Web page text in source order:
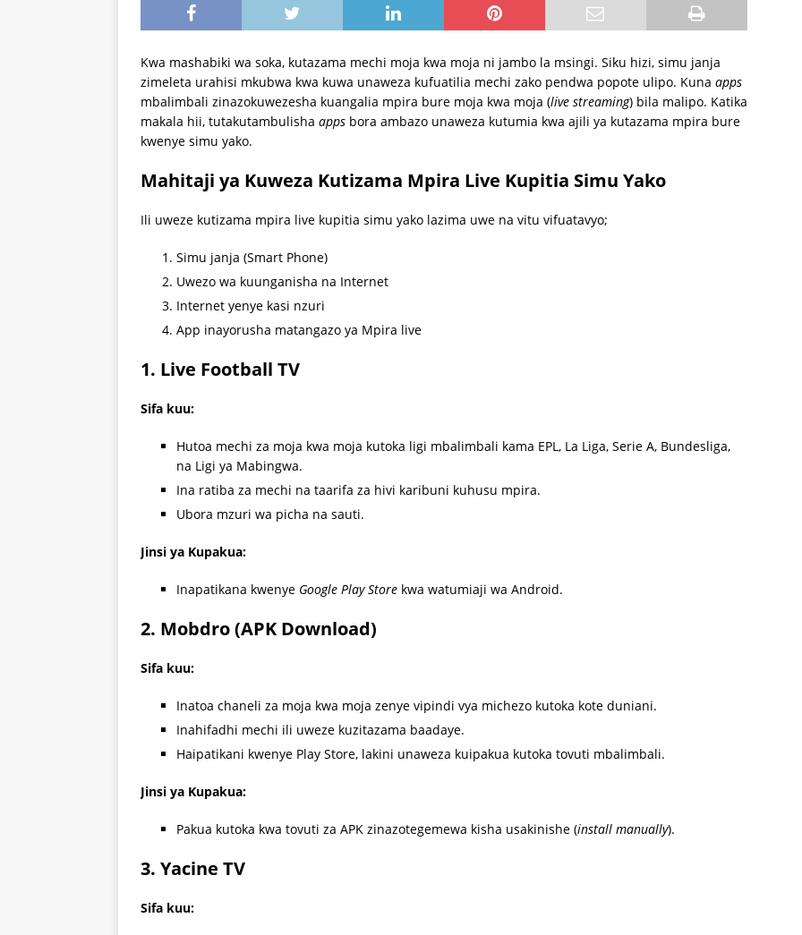
Kwa mashabiki wa soka, kutazama mechi moja kwa moja ni jambo la msingi. Siku hizi, simu janja
zimeleta urahisi mkubwa kwa kuwa unaweza kufuatilia mechi zako pendwa popote ulipo. Kuna apps
mbalimbali zinazokuwezesha kuangalia mpira bure moja kwa moja (live streaming) bila malipo. Katika
makala hii, tutakutambulisha apps bora ambazo unaweza kutumia kwa ajili ya kutazama mpira bure
kwenye simu yako.
Mahitaji ya Kuweza Kutizama Mpira Live Kupitia Simu Yako
Ili uweze kutizama mpira live kupitia simu yako lazima uwe na vitu vifuatavyo;
Simu janja (Smart Phone)
Uwezo wa kuunganisha na Internet
Internet yenye kasi nzuri
App inayorusha matangazo ya Mpira live
1. Live Football TV
Sifa kuu:
Hutoa mechi za moja kwa moja kutoka ligi mbalimbali kama EPL, La Liga, Serie A, Bundesliga,
na Ligi ya Mabingwa.
Ina ratiba za mechi na taarifa za hivi karibuni kuhusu mpira.
Ubora mzuri wa picha na sauti.
Jinsi ya Kupakua:
Inapatikana kwenye Google Play Store kwa watumiaji wa Android.
2. Mobdro (APK Download)
Sifa kuu:
Inatoa chaneli za moja kwa moja zenye vipindi vya michezo kutoka kote duniani.
Inahifadhi mechi ili uweze kuzitazama baadaye.
Haipatikani kwenye Play Store, lakini unaweza kuipakua kutoka tovuti mbalimbali.
Jinsi ya Kupakua:
Pakua kutoka kwa tovuti za APK zinazotegemewa kisha usakinishe (install manually).
3. Yacine TV
Sifa kuu: